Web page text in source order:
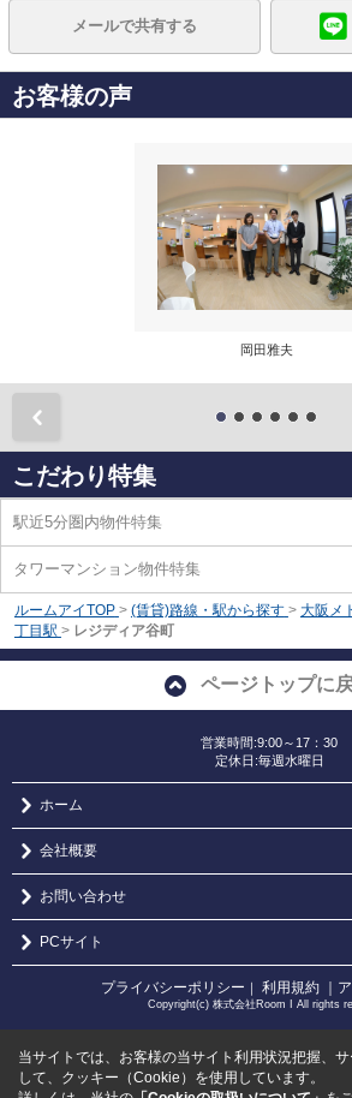
メールで共有する
お客様の声
岡田雅夫
こだわり特集
駅近5分圏内物件特集
タワーマンション物件特集
ルームアイTOP > (賃貸)路線・駅から探す > 大阪メ
丁目駅 > レジディア谷町
ページトップに
営業時間:9:00～17：30
定休日:毎週水曜日
ホーム
会社概要
お問い合わせ
PCサイト
プライバシーポリシー 利用規約 ｜
Copyright(c) 株式会社Room I All rights
当サイトでは、お客様の当サイト利用状況把握、
して、クッキー（Cookie）を使用しています。